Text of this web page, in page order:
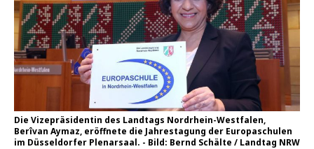
Die Vizepräsidentin des Landtags Nordrhein-Westfalen,
Berîvan Aymaz, eröffnete die Jahrestagung der Europaschulen
im Düsseldorfer Plenarsaal. - Bild: Bernd Schälte / Landtag NRW